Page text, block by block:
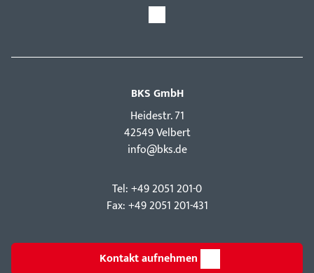
BKS GmbH
Hei­destr. 71
42549 Velbert
info@bks.de
Tel: +49 2051 201-0
Fax: +49 2051 201-431
Kontakt aufnehmen